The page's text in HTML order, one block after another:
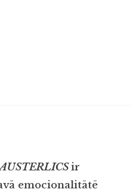
AUSTERLICSir
emocionalitātē